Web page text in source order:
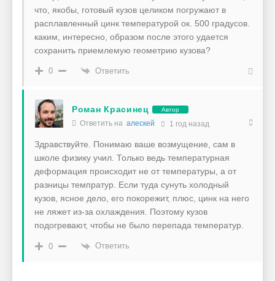
что, якобы, готовый кузов целиком погружают в
расплавленный цинк температурой ок. 500 градусов.
каким, интересно, образом после этого удается
сохранить приемлемую геометрию кузова?
0 Ответить
Роман Красинец Автор
Ответить на алескей 1 год назад
Здравствуйте. Понимаю ваше возмущение, сам в
школе физику учил. Только ведь температурная
деформация происходит не от температуры, а от
разницы темпратур. Если туда сунуть холодный
кузов, ясное дело, его покорежит, плюс, цинк на него
не ляжет из-за охлаждения. Поэтому кузов
подогревают, чтобы не было перепада температур.
0 Ответить